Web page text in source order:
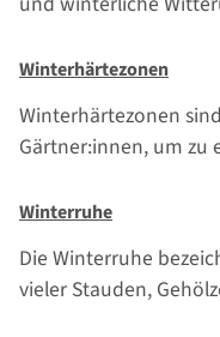
Winterhärtezonen
Winterhärtezonen
Gärtner:innen, um zu
Winterruhe
Die Winterruhe
vieler Stauden,